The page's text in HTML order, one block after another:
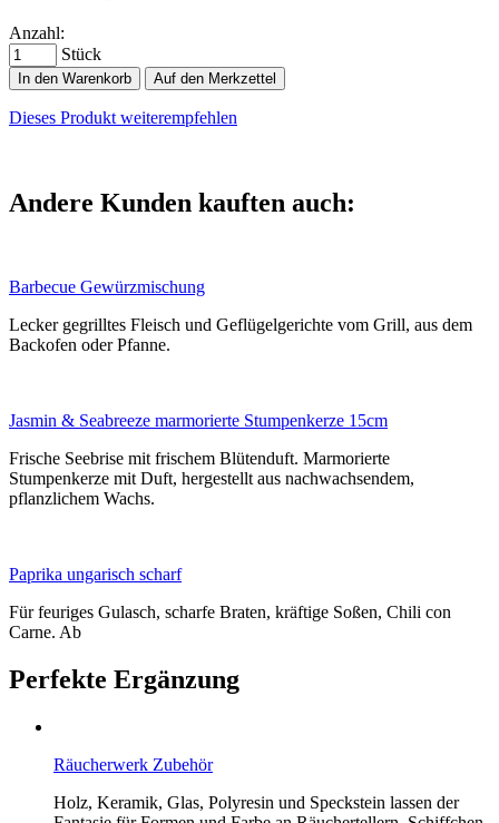
Anzahl:
Stück
In den Warenkorb Auf den Merkzettel
Dieses Produkt weiterempfehlen
Andere Kunden kauften auch:
Barbecue Gewürzmischung
Lecker gegrilltes Fleisch und Geflügelgerichte vom Grill, aus dem
Backofen oder Pfanne.
Jasmin & Seabreeze marmorierte Stumpenkerze 15cm
Frische Seebrise mit frischem Blütenduft. Marmorierte
Stumpenkerze mit Duft, hergestellt aus nachwachsendem,
pflanzlichem Wachs.
Paprika ungarisch scharf
Für feuriges Gulasch, scharfe Braten, kräftige Soßen, Chili con
Carne. Ab
Perfekte Ergänzung
Räucherwerk Zubehör
Holz, Keramik, Glas, Polyresin und Speckstein lassen der